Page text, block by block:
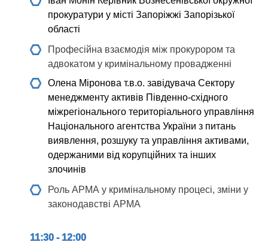
прокуратури у місті Запоріжжі Запорізької
області
Професійна взаємодія між прокурором та
адвокатом у кримінальному провадженні
Олена Міронова т.в.о. завідувача Сектору
менеджменту активів Південно-східного
міжрегіонального територіального управління
Національного агентства України з питань
виявлення, розшуку та управління активами,
одержаними від корупційних та інших
злочинів
Роль АРМА у кримінальному процесі, зміни у
законодавстві АРМА
11:30 - 12:00